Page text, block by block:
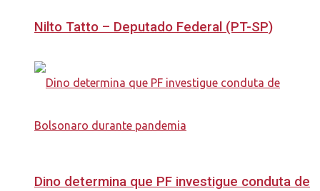
Nilto Tatto – Deputado Federal (PT-SP)
Dino determina que PF investigue conduta de